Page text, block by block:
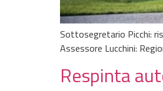
Sottosegretario Picchi:
Assessore Lucchini:
Respinta